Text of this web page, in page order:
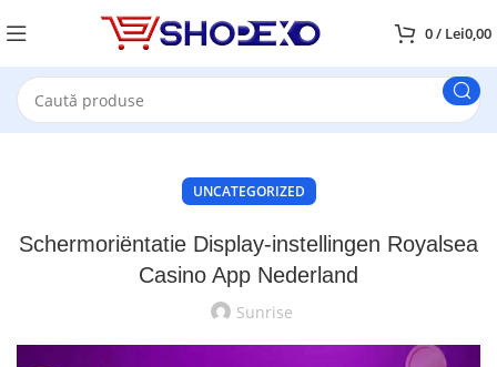
0/ Lei0,00
UNCATEGORIZED
Schermoriëntatie Display-instellingen Royalsea
Casino App Nederland
Sunrise